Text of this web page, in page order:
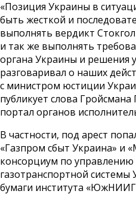
«Позиция Украины в
быть жесткой и
выполнять вердикт
и так же выполнять
органа Украины и решения
разговаривал о наших
с министром юстиции
публикует слова Гройсмана
портал органов
В частности, под арест
«Газпром сбыт Украина» и
консорциум по
газотранспортной
бумаги института